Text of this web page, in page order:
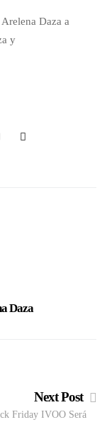
Daza a
y
Daza
Next Post
Friday IVOO Será